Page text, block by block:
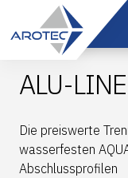
ALU-LINE
Die preiswerte
wasserfesten
Abschlussprofilen